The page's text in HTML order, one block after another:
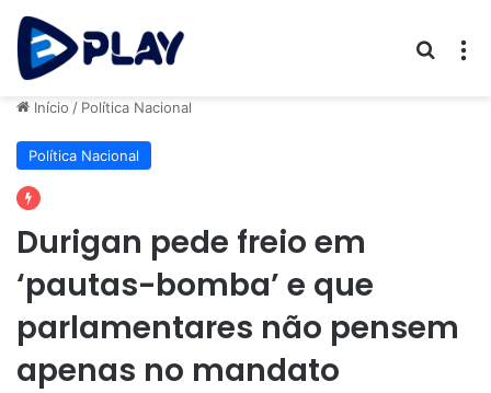
Início / Política Nacional
Política Nacional
Durigan pede freio em
‘pautas-bomba’ e que
parlamentares não pensem
apenas no mandato